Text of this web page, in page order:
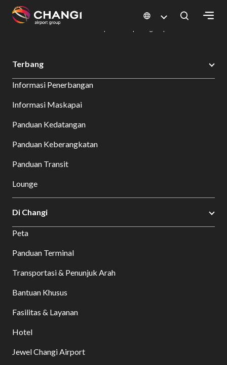
All
Sites:
Select:
Changi Airport
Bersantap dan Belanja
Terbang
Informasi Penerbangan
Informasi Maskapai
Panduan Kedatangan
Panduan Keberangkatan
Panduan Transit
Lounge
Di Changi
Peta
Panduan Terminal
Transportasi & Penunjuk Arah
Bantuan Khusus
Fasilitas & Layanan
Hotel
Jewel Changi Airport